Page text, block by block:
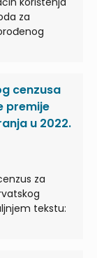
4.
o
za
cenzusa
premije
u 2022.
za
tekstu: